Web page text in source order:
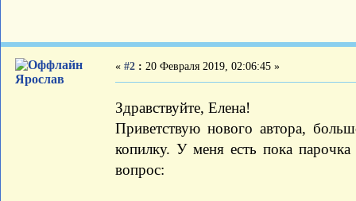
Ярослав
« #2 : 20 Февраля 2019, 02:06:45 »
Здравствуйте, Елена!
Приветствую нового автора,
копилку. У меня есть пока
вопрос: